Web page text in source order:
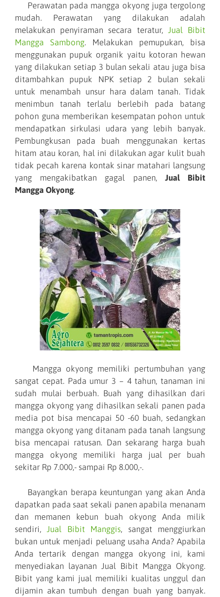
Perawatan pada mangga okyong juga tergolong
mudah. Perawatan yang dilakukan adalah
melakukan penyiraman secara teratur, Jual Bibit
Mangga Sambong. Melakukan pemupukan, bisa
menggunakan pupuk organik yaitu kotoran hewan
yang dilakukan setiap 3 bulan sekali atau juga bisa
ditambahkan pupuk NPK setiap 2 bulan sekali
untuk menambah unsur hara dalam tanah. Tidak
menimbun tanah terlalu berlebih pada batang
pohon guna memberikan kesempatan pohon untuk
mendapatkan sirkulasi udara yang lebih banyak.
Pembungkusan pada buah menggunakan kertas
hitam atau koran, hal ini dilakukan agar kulit buah
tidak pecah karena kontak sinar matahari langsung
yang mengakibatkan gagal panen, Jual Bibit
Mangga Okyong.
Mangga okyong memiliki pertumbuhan yang
sangat cepat. Pada umur 3 – 4 tahun, tanaman ini
sudah mulai berbuah. Buah yang dihasilkan dari
mangga okyong yang dihasilkan sekali panen pada
media pot bisa mencapai 50 -60 buah, sedangkan
mangga okyong yang ditanam pada tanah langsung
bisa mencapai ratusan. Dan sekarang harga buah
mangga okyong memiliki harga jual per buah
sekitar Rp 7.000,- sampai Rp 8.000,-.
Bayangkan berapa keuntungan yang akan Anda
dapatkan pada saat sekali panen apabila menanam
dan memanen kebun buah okyong Anda milik
sendiri,
Jual Bibit Manggis, sangat menggiurkan
bukan untuk menjadi peluang usaha Anda? Apabila
Anda tertarik dengan mangga okyong ini, kami
menyediakan layanan Jual Bibit Mangga Okyong.
Bibit yang kami jual memiliki kualitas unggul dan
dijamin akan tumbuh dengan buah yang banyak.